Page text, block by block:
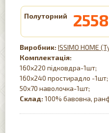
Полуторний 2558
ISSIMO HOME
Комплектація:
160х220 підковдра-1шт;
160х240 простирадло -1шт;
50х70 наволочка-1шт;
Склад: 100% бавовна,